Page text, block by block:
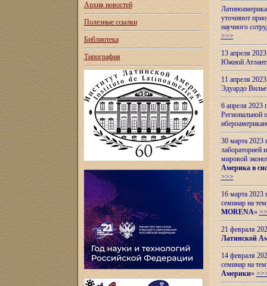
Архив новостей
Полезные ссылки
Библиотека
Типография
уточняют
научного
>>>
13 апреля
Южной
11 апреля
Эдуардо
6 апреля
Региональной
30 марта 2023
лабораторией
мировой
Америка в
>>>
16 марта 2023
семинар на
MORENA»
21 февраля
Латинской
14 февраля
семинар на
Америки»